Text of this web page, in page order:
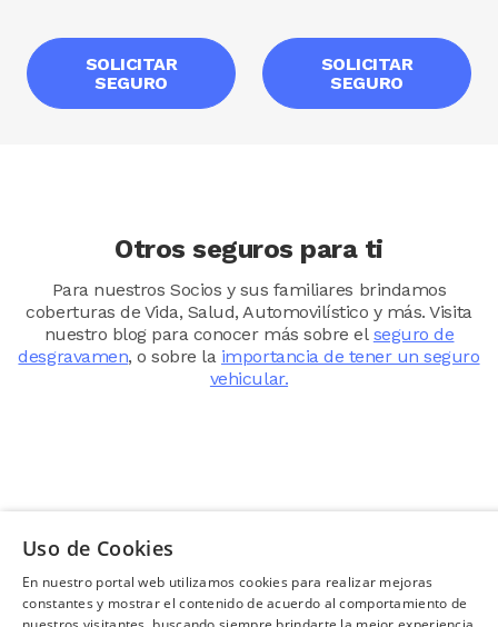
SOLICITAR
SEGURO
SOLICITAR
SEGURO
Otros seguros para ti
Para nuestros Socios y sus familiares brindamos
coberturas de Vida, Salud, Automovilístico y más. Visita
nuestro blog para conocer más sobre el seguro de
desgravamen, o sobre la importancia de tener un seguro
vehicular.
¿Necesitas ayuda? (02) 298 1300
Uso de Cookies
En nuestro portal web utilizamos cookies para realizar mejoras
constantes y mostrar el contenido de acuerdo al comportamiento de